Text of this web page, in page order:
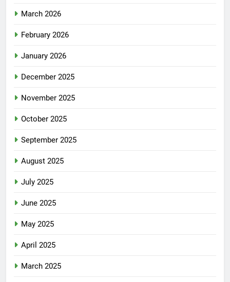
March 2026
February 2026
January 2026
December 2025
November 2025
October 2025
September 2025
August 2025
July 2025
June 2025
May 2025
April 2025
March 2025